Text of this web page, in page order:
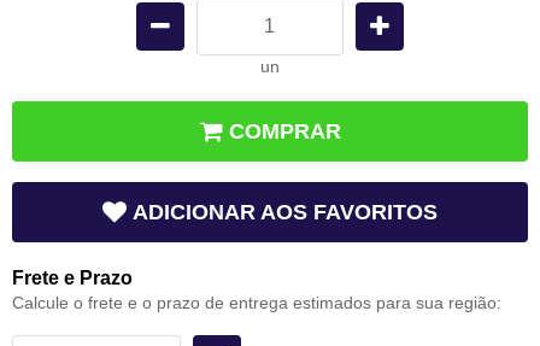
un
COMPRAR
ADICIONAR AOS FAVORITOS
Frete e Prazo
Calcule o frete e o prazo de entrega estimados para sua região: